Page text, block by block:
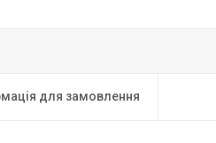
для замовлення